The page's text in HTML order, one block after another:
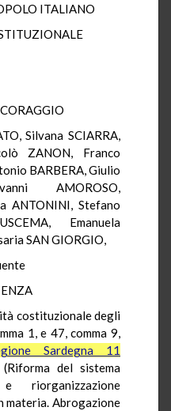
ITALIANO
Silvana SCIARRA,
ZANON, Franco
BARBERA, Giulio
AMOROSO,
ANTONINI, Stefano
Emanuela
SAN GIORGIO,
costituzionale degli
1, e 47, comma 9,
Sardegna 11
del sistema
riorganizzazione
materia. Abrogazione